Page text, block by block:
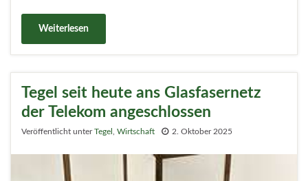
Weiterlesen
Tegel seit heute ans Glasfasernetz
der Telekom angeschlossen
Veröffentlicht unterTegel Wirtschaft 2. Oktober 2025